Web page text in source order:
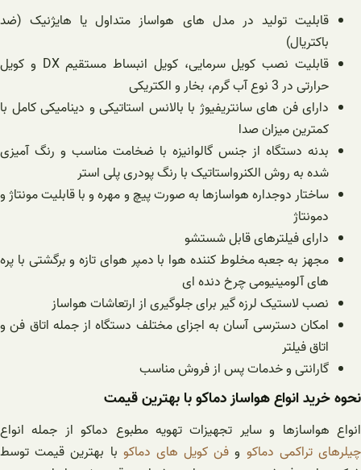
قابلیت تولید در مدل های هواساز متداول یا هایژنیک (ضد
باکتریال)
قابلیت نصب کویل سرمایی، کویل انبساط مستقیم DX و کویل
حرارتی در 3 نوع آب گرم، بخار و الکتریکی
دارای فن های سانتریفیوژ با بالانس استاتیکی و دینامیکی کامل با
کمترین میزان صدا
بدنه دستگاه از جنس گالوانیزه با ضخامت مناسب و رنگ آمیزی
شده به روش الکنرواستاتیک با رنگ پودری پلی استر
ساختار دوجداره هواسازها به صورت پیچ و مهره و با قابلیت مونتاژ و
دمونتاژ
دارای فیلترهای قابل شستشو
مجهز به جعبه مخلوط کننده هوا با دمپر هوای تازه و برگشتی با پره
های آلومینیومی چرخ دنده ای
نصب لاستیک لرزه گیر برای جلوگیری از ارتعاشات هواساز
امکان دسترسی آسان به اجزای مختلف دستگاه از جمله اتاق فن و
اتاق فیلتر
گارانتی و خدمات پس از فروش مناسب
نحوه خرید انواع هواساز دماکو با بهترین قیمت
انواع هواسازها و سایر تجهیزات تهویه مطبوع دماکو از جمله انواع
چیلرهای تراکمی دماکو و فن کویل های دماکو با بهترین قیمت توسط